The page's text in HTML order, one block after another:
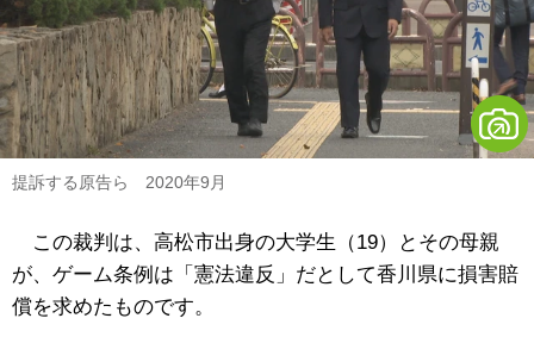
提訴する原告ら 2020年9月
この裁判は、高松市出身の大学生（19）とその母親
が、ゲーム条例は「憲法違反」だとして香川県に損害賠
償を求めたものです。